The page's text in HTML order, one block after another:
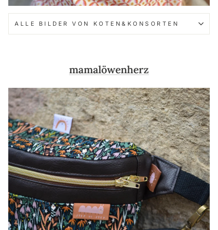
ALLE BILDER VON KOTEN&KONSORTEN
mamalöwenherz